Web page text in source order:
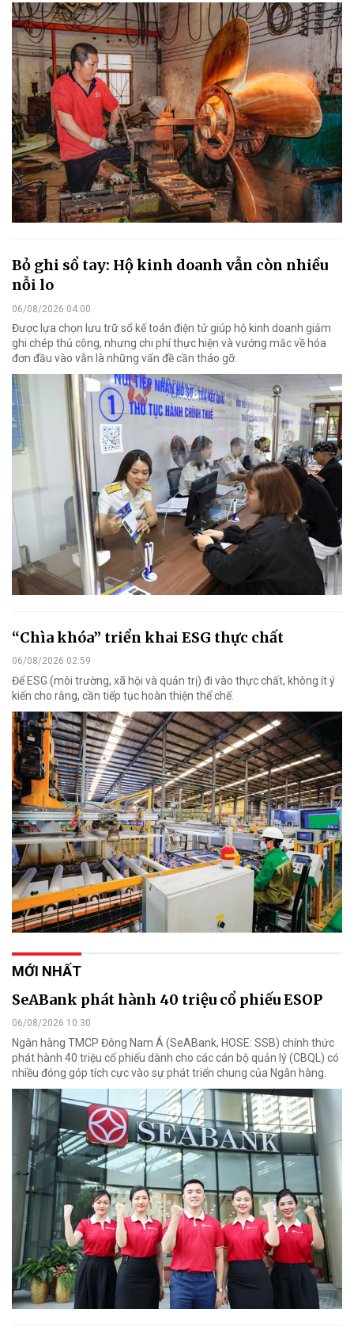
Bỏ ghi sổ tay: Hộ kinh doanh vẫn còn nhiều
nỗi lo
06/08/2026 04:00
Được lựa chọn lưu trữ sổ kế toán điện tử giúp hộ kinh doanh giảm
ghi chép thủ công, nhưng chi phí thực hiện và vướng mắc về hóa
đơn đầu vào vẫn là những vấn đề cần tháo gỡ.
“Chìa khóa” triển khai ESG thực chất
06/08/2026 02:59
Để ESG (môi trường, xã hội và quản trị) đi vào thực chất, không ít ý
kiến cho rằng, cần tiếp tục hoàn thiện thể chế.
MỚI NHẤT
SeABank phát hành 40 triệu cổ phiếu ESOP
06/08/2026 10:30
Ngân hàng TMCP Đông Nam Á (SeABank, HOSE: SSB) chính thức
phát hành 40 triệu cổ phiếu dành cho các cán bộ quản lý (CBQL) có
nhiều đóng góp tích cực vào sự phát triển chung của Ngân hàng.